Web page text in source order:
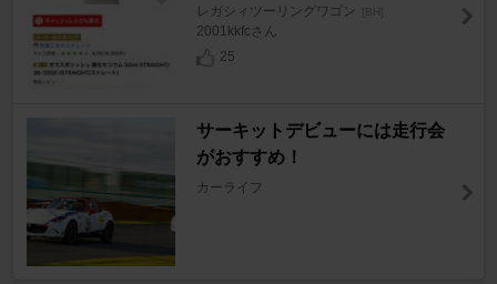
レガシィツーリングワゴン
2001kkfcさん
25
サーキットデビューには走行会
がおすすめ！
カーライフ